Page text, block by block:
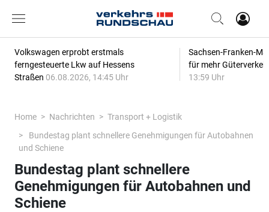
Volkswagen erprobt erstmals
ferngesteuerte Lkw auf Hessens
Straßen 06.08.2026, 14:45 Uhr
Sachsen-Franken-
für mehr
13:59 Uhr
Home Nachrichten
Transport + Logistik
Bundestag plant schnellere Genehmigungen für Autobahnen
und Schiene
Bundestag plant schnellere
Genehmigungen für Autobahnen und
Schiene